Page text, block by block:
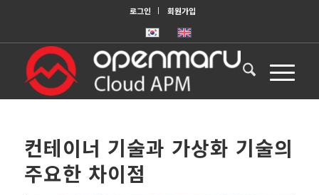
로그인 회원가입
컨테이너 기술과 가상화 기술의
주요한 차이점